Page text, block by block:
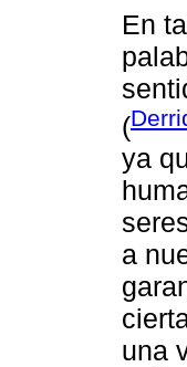
En
(
ya
a
una